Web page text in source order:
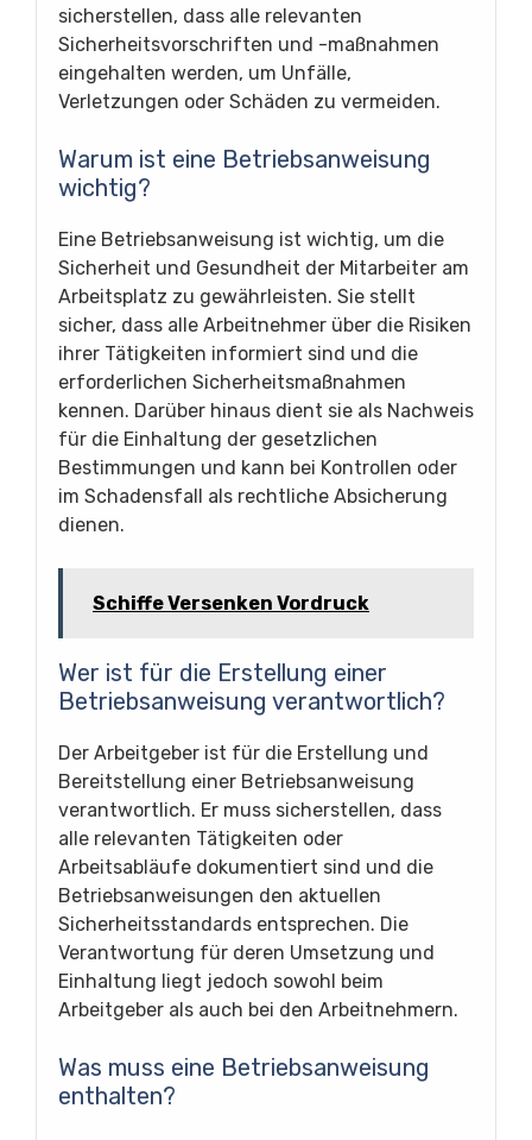
sicherstellen, dass alle relevanten
Sicherheitsvorschriften und -maßnahmen
eingehalten werden, um Unfälle,
Verletzungen oder Schäden zu vermeiden.
Warum ist eine Betriebsanweisung
wichtig?
Eine Betriebsanweisung ist wichtig, um die
Sicherheit und Gesundheit der Mitarbeiter am
Arbeitsplatz zu gewährleisten. Sie stellt
sicher, dass alle Arbeitnehmer über die Risiken
ihrer Tätigkeiten informiert sind und die
erforderlichen Sicherheitsmaßnahmen
kennen. Darüber hinaus dient sie als Nachweis
für die Einhaltung der gesetzlichen
Bestimmungen und kann bei Kontrollen oder
im Schadensfall als rechtliche Absicherung
dienen.
Schiffe Versenken Vordruck
Wer ist für die Erstellung einer
Betriebsanweisung verantwortlich?
Der Arbeitgeber ist für die Erstellung und
Bereitstellung einer Betriebsanweisung
verantwortlich. Er muss sicherstellen, dass
alle relevanten Tätigkeiten oder
Arbeitsabläufe dokumentiert sind und die
Betriebsanweisungen den aktuellen
Sicherheitsstandards entsprechen. Die
Verantwortung für deren Umsetzung und
Einhaltung liegt jedoch sowohl beim
Arbeitgeber als auch bei den Arbeitnehmern.
Was muss eine Betriebsanweisung
enthalten?